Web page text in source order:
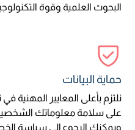
البحوث العلمية وقوة
حماية البيانات
نلتزم بأعلى المعايير المهنية
على سلامة معلوماتك
ويمكنك الرجوع إلى سياسة